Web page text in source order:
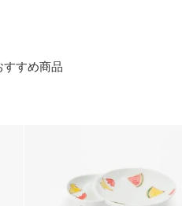
すすめ商品